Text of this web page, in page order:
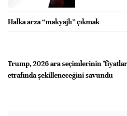
Halka arza “makyajlı” çıkmak
Trump, 2026 ara seçimlerinin
etrafında şekilleneceğini savundu